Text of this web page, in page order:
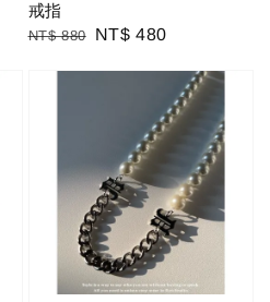
戒指
Regular
NT$ 880
Sale
NT$ 480